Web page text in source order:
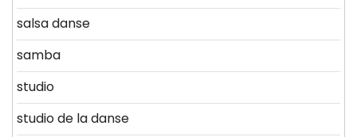
salsa danse
samba
studio
studio de la danse